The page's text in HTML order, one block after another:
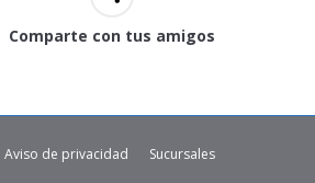
Comparte con tus amigos
Aviso de privacidad Sucursales